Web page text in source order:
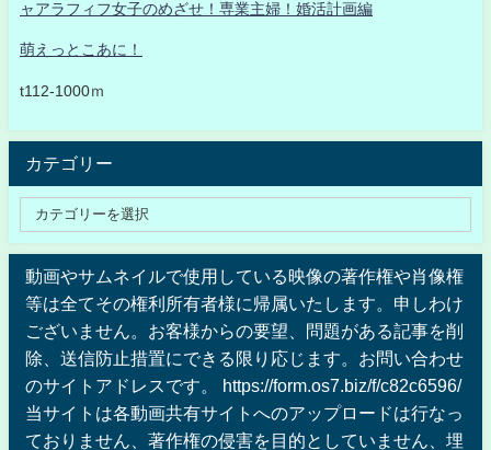
ャアラフィフ女子のめざせ！専業主婦！婚活計画編
萌えっとこあに！
t112-1000ｍ
カテゴリー
動画やサムネイルで使用している映像の著作権や肖像権
等は全てその権利所有者様に帰属いたします。申しわけ
ございません。お客様からの要望、問題がある記事を削
除、送信防止措置にできる限り応じます。お問い合わせ
のサイトアドレスです。 https://form.os7.biz/f/c82c6596/
当サイトは各動画共有サイトへのアップロードは行なっ
ておりません、著作権の侵害を目的としていません、埋